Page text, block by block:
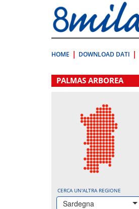
direttamente
a:
Contenuto
HOME DOWNLOAD DATI
.
PALMAS ARBOREA
CERCA UN'ALTRA REGIONE
Sardegna